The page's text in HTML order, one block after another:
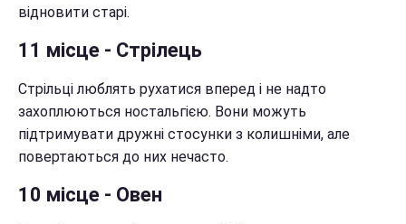
відновити старі.
11 місце - Стрілець
Стрільці люблять рухатися вперед і не надто
захоплюються ностальгією. Вони можуть
підтримувати дружні стосунки з колишніми, але
повертаються до них нечасто.
10 місце - Овен